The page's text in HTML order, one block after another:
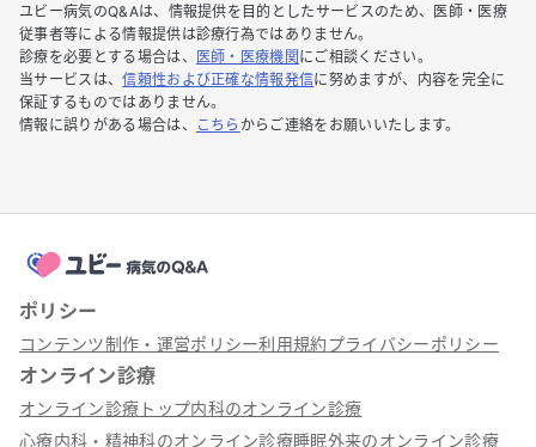
ユビー病気のQ&Aは、情報提供を目的としたサービスのため、医師・医療
従事者等による情報提供は診療行為ではありません。
診療を必要とする場合は、
医師・医療機関 にご相談ください。
当サービスは、信頼性および正確な情報発信に努めますが、内容を完全に
保証するものではありません。
情報に誤りがある場合は、
こちら からご連絡をお願いいたします。
ポリシー
コンテンツ制作・運営ポリシー利用規約プライバシーポリシー
オンライン診療
オンライン診療トップ内科のオンライン診療
心療内科・精神科のオンライン診療睡眠外来のオンライン診療